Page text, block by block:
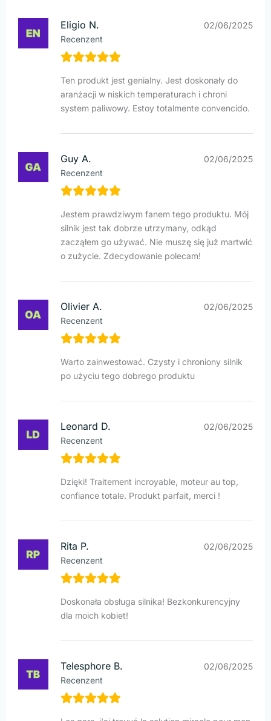
Eligio N.
Recenzent
02/06/2025
Ten produkt jest genialny. Jest doskonały do
aranżacji w niskich temperaturach i chroni
system paliwowy. Estoy totalmente convencido.
Guy A.
Recenzent
02/06/2025
Jestem prawdziwym fanem tego produktu. Mój
silnik jest tak dobrze utrzymany, odkąd
zacząłem go używać. Nie muszę się już martwić
o zużycie. Zdecydowanie polecam!
Olivier A.
Recenzent
02/06/2025
Warto zainwestować. Czysty i chroniony silnik
po użyciu tego dobrego produktu
Leonard D.
Recenzent
02/06/2025
Dzięki! Traitement incroyable, moteur au top,
confiance totale. Produkt parfait, merci !
Rita P.
Recenzent
02/06/2025
Doskonała obsługa silnika! Bezkonkurencyjny
dla moich kobiet!
Telesphore B.
Recenzent
02/06/2025